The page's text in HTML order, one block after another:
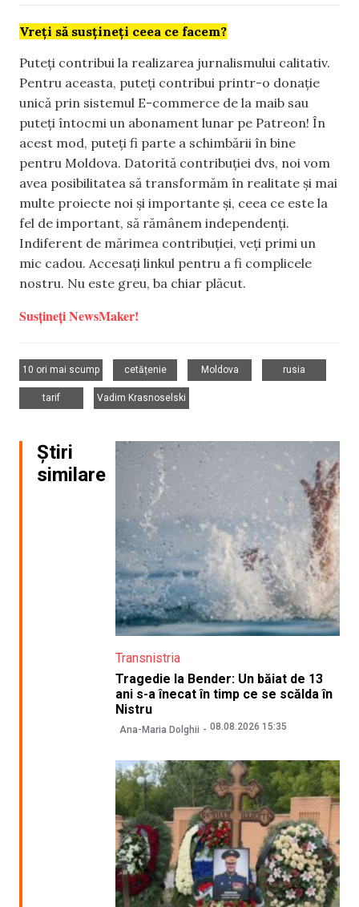
Vreți să susțineți ceea ce facem?
Puteți contribui la realizarea jurnalismului calitativ.
Pentru aceasta, puteți contribui printr-o donație
unică prin sistemul E-commerce de la maib sau
puteți întocmi un abonament lunar pe Patreon! În
acest mod, puteți fi parte a schimbării în bine
pentru Moldova. Datorită contribuției dvs, noi vom
avea posibilitatea să transformăm în realitate și mai
multe proiecte noi și importante și, ceea ce este la
fel de important, să rămânem independenți.
Indiferent de mărimea contribuției, veți primi un
mic cadou. Accesați linkul pentru a fi complicele
nostru. Nu este greu, ba chiar plăcut.
Susțineți NewsMaker!
10 ori mai scump
cetățenie
Moldova
rusia
tarif
Vadim Krasnoselski
Știri
similare
Transnistria
Tragedie la Bender: Un băiat de 13
ani s-a înecat în timp ce se scălda în
Nistru
Ana-Maria Dolghii 08.08.2026 15:35